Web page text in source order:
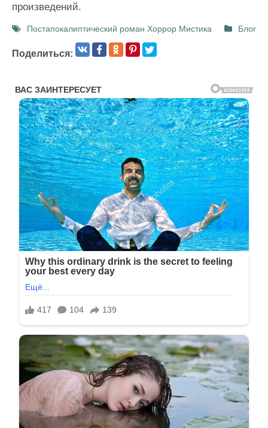
произведений.
Постапокалиптический роман Хоррор Мистика Блог
Поделиться: